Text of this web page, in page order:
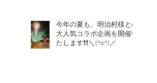
今年の夏も、明治村様との
大人気コラボ企画を開催い
たします❗❗＼(^o^)／